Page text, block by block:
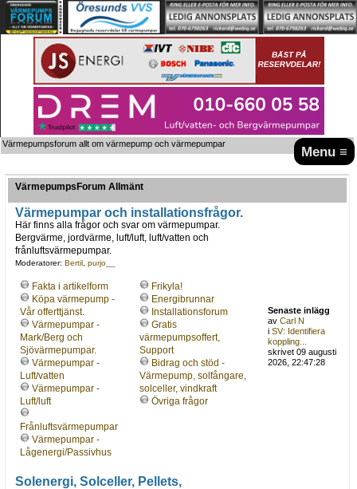
Menu ≡
Värmepumpsforum allt om värmepump och värmepumpar
VärmepumpsForum Allmänt
Värmepumpar och installationsfrågor.
Här finns alla frågor och svar om värmepumpar.
Bergvärme, jordvärme, luft/luft, luft/vatten och
frånluftsvärmepumpar.
Moderatorer: Bertil, purjo__
Fakta i artikelform
Köpa värmepump -
Vår offerttjänst.
Värmepumpar -
Mark/Berg och
Sjövärmepumpar.
Värmepumpar -
Luft/vatten
Värmepumpar -
Luft/luft
Frånluftsvärmepumpar
Värmepumpar -
Lågenergi/Passivhus
Frikyla!
Energibrunnar
Installationsforum
Gratis
värmepumpsoffert,
Support
Bidrag och stöd -
Värmepump, solfångare,
solceller, vindkraft
Övriga frågor
Senaste inlägg
avCarl N
iSV: Identifiera
koppling...
skrivet 09 augusti
2026, 22:47:28
Solenergi, Solceller, Pellets,